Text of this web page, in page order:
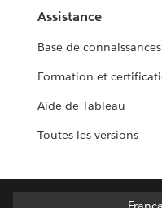
Assistance
Base de connaissances
Formation et
Aide de Tableau
Toutes les versions